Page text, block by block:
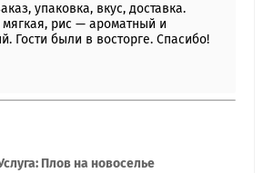
упаковка, вкус, доставка.
рис — ароматный и
Гости были в восторге. Спасибо!
Плов на новоселье